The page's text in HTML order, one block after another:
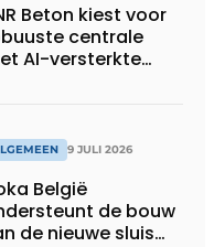
Beton kiest voor
centrale
AI-versterkte
9 JULI 2026
België
de bouw
de nieuwe sluis